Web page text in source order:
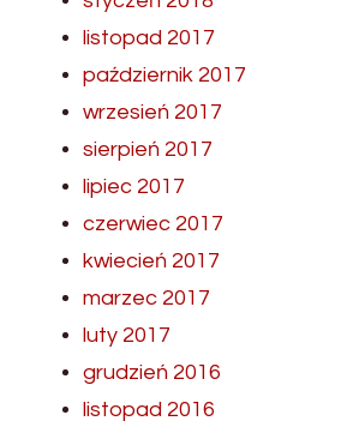
listopad 2017
październik 2017
wrzesień 2017
sierpień 2017
lipiec 2017
czerwiec 2017
kwiecień 2017
marzec 2017
luty 2017
grudzień 2016
listopad 2016